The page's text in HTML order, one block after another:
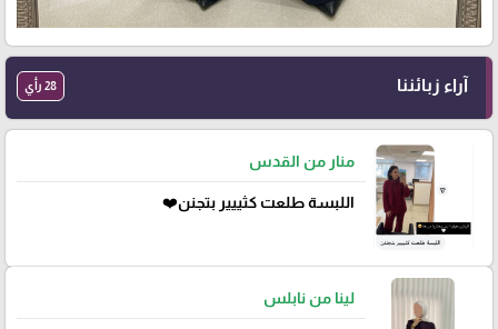
آراء زبائننا 28 رأي
منار من القدس
اللبسة طلعت كثييير بتجنن❤️
لينا من نابلس